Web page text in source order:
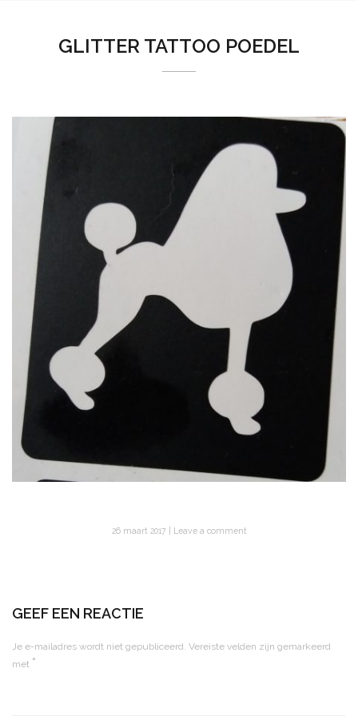
GLITTER TATTOO POEDEL
26 maart 2017 Leave a comment
GEEF EEN REACTIE
Je e-mailadres wordt niet gepubliceerd. Vereiste velden zijn gemarkeerd
met *